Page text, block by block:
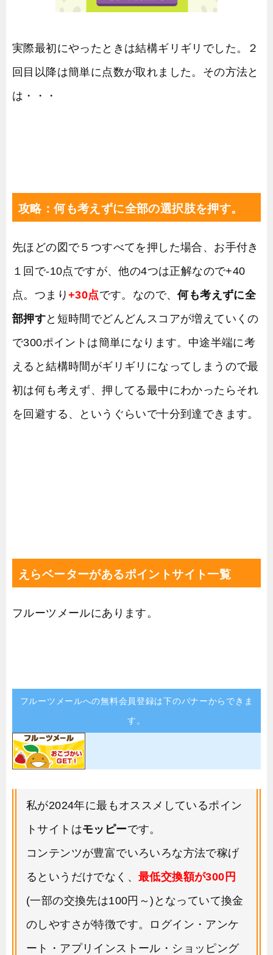
実際最初にやったときは結構ギリギリでした。２
回目以降は簡単に点数が取れました。その方法と
は・・・
攻略：何も考えずに全部の選択肢を押す。
先ほどの図で５つすべてを押した場合、お手付き
１回で-10点ですが、他の4つは正解なので+40
点。つまり +30点です。なので、何も考えずに全
部押すと短時間でどんどんスコアが増えていくの
で300ポイントは簡単になります。中途半端に考
えると結構時間がギリギリになってしまうので最
初は何も考えず、押してる最中にわかったらそれ
を回避する、というぐらいで十分到達できます。
えらベーターがあるポイントサイト一覧
フルーツメールにあります。
フルーツメールへの無料会員登録は下のバナーからできま
す。
私が2024年に最もオススメしているポイン
トサイトはモッピーです。
コンテンツが豊富でいろいろな方法で稼げ
るというだけでなく、 最低交換額が300円
(一部の交換先は100円～)となっていて換金
のしやすさが特徴です。ログイン・アンケ
ート・アプリインストール・ショッピング